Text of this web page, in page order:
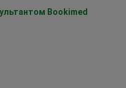
Bookimed